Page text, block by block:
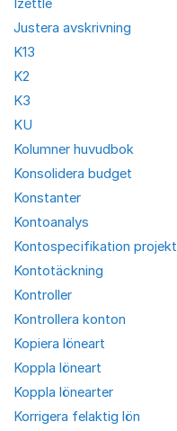
Izettle
Justera avskrivning
K13
K2
K3
KU
Kolumner huvudbok
Konsolidera budget
Konstanter
Kontoanalys
Kontospecifikation projekt
Kontotäckning
Kontroller
Kontrollera konton
Kopiera löneart
Koppla löneart
Koppla lönearter
Korrigera felaktig lön